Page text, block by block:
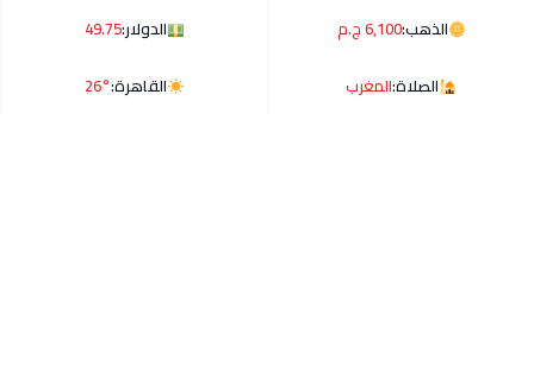
الذهب:6,100 ج.م الدولار:49.75
الصلاة:المغرب القاهرة:26°